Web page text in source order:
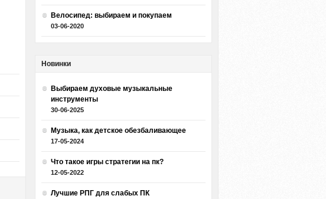
Велосипед: выбираем и покупаем
03-06-2020
Новинки
Выбираем духовые музыкальные
инструменты
30-06-2025
Музыка, как детское обезбаливающее
17-05-2024
Что такое игры стратегии на пк?
12-05-2022
Лучшие РПГ для слабых ПК